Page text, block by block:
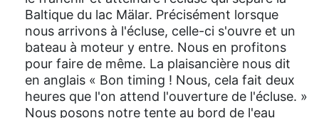
Baltique du lac Mälar. Précisément lorsque
nous arrivons à l'écluse, celle-ci s'ouvre et un
bateau à moteur y entre. Nous en profitons
pour faire de même. La plaisancière nous dit
en anglais « Bon timing ! Nous, cela fait deux
heures que l'on attend l'ouverture de l'écluse. »
Nous posons notre tente au bord de l'eau